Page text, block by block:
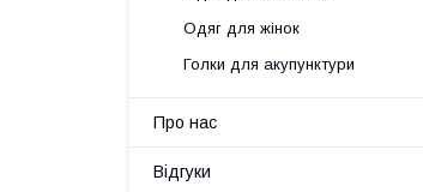
Одяг для жінок
Голки для акупунктури
Про нас
Відгуки